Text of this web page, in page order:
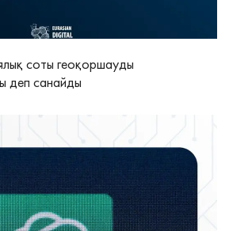
соты геоқоршауды
деп санайды